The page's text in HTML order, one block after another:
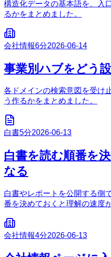
構造化データの基本語を、入
るかをまとめました。
会社情報6分2026-06-14
事業別ハブをどう
各ドメインの検索意図を受け
う作るかをまとめました。
白書5分2026-06-13
白書を読む順番を
なる
白書やレポートを公開する側
番を決めておくと理解の速度
会社情報4分2026-06-13